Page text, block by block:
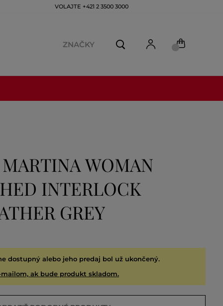
VOLAJTE +421 2 3500 3000
ZNAČKY
WOMAN
INTERLOCK
GREY
dostupný alebo jeho predaj bol už ukončený.
ak bude produkt skladom.